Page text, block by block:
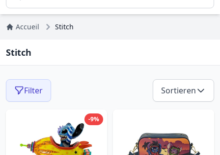
Accueil Stitch
Stitch
Filter Sortieren
-9%